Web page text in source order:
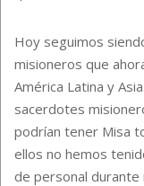
Hoy seguimos
misioneros que
América Latina y
sacerdotes
podrían tener Misa
ellos no hemos
de personal durante